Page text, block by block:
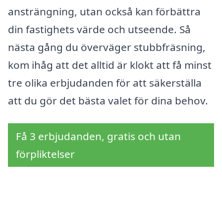
ansträngning, utan också kan förbättra
din fastighets värde och utseende. Så
nästa gång du överväger stubbfräsning,
kom ihåg att det alltid är klokt att få minst
tre olika erbjudanden för att säkerställa
att du gör det bästa valet för dina behov.
Få 3 erbjudanden, gratis och utan
förpliktelser